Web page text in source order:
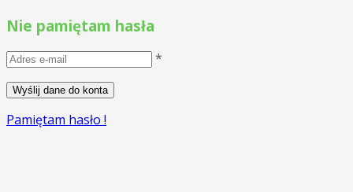
Nie pamiętam hasła
*
Pamiętam hasło !